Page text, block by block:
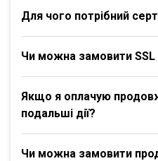
Для чого потрібний
Чи можна замовити SSL
Якщо я оплачую
подальші дії?
Чи можна замовити